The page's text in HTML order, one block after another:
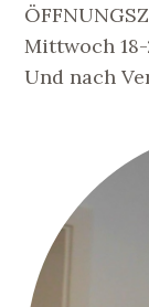
Mittwoch
Und nach